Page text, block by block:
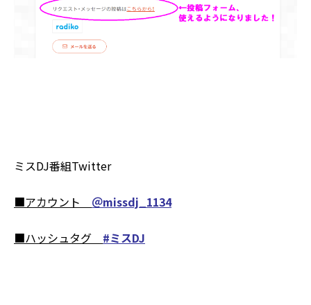
ミスDJ番組Twitter
■アカウント ＠missdj_1134
■ハッシュタグ #ミスDJ